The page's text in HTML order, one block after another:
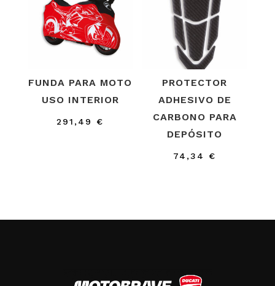
FUNDA PARA MOTO
USO INTERIOR
291,49 €
PROTECTOR
ADHESIVO DE
CARBONO PARA
DEPÓSITO
74,34 €